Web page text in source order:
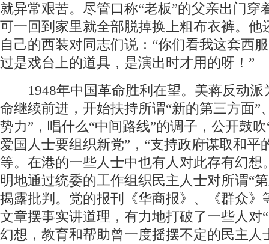
就异常艰苦。尽管口称“老板”的父亲出门穿
可一回到家里就全部脱掉换上粗布衣裤。他
自己的西装对同志们说：“你们看我这套西
过是戏台上的道具，是演出时才用的呀！”
1948年中国革命胜利在望。美蒋反动派
命继续前进，开始扶持所谓“新的第三方面”
势力”，唱什么“中间路线”的调子，公开鼓
爱国人士要组织新党”，“支持政府谋取和平
等。在港的一些人士中也有人对此存有幻想
明地通过统委的工作组织民主人士对所谓“
揭露批判。党的报刊《华商报》、《群众》
文章摆事实讲道理，有力地打破了一些人对
幻想，教育和帮助曾一度摇摆不定的民主人